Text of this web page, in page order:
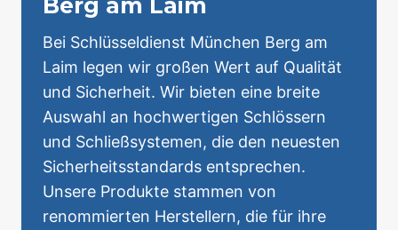
Berg am Laim
Bei Schlüsseldienst München Berg am
Laim legen wir großen Wert auf Qualität
und Sicherheit. Wir bieten eine breite
Auswahl an hochwertigen Schlössern
und Schließsystemen, die den neuesten
Sicherheitsstandards entsprechen.
Unsere Produkte stammen von
renommierten Herstellern, die für ihre